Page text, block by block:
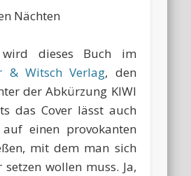
wird dieses Buch im
& Witsch Verlag, den
der Abkürzung KIWI
das Cover lässt auch
einen provokanten
mit dem man sich
wollen muss. Ja,